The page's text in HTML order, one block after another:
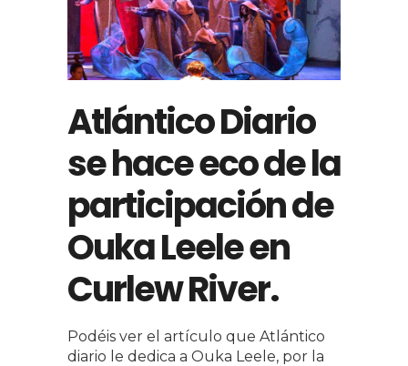
Atlántico Diario
se hace eco de la
participación de
Ouka Leele en
Curlew River.
Podéis ver el artículo que Atlántico
diario le dedica a Ouka Leele, por la